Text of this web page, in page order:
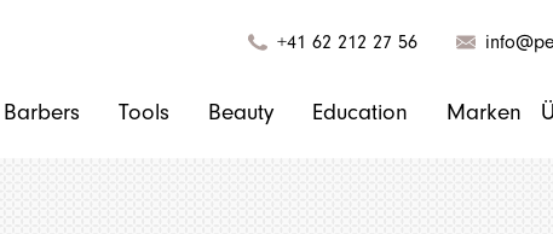
+41 62 212 27 56
Barbers Tools Beauty Education Marken